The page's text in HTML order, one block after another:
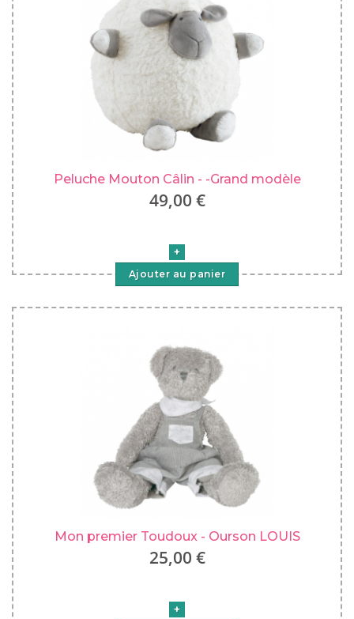
Peluche Mouton Câlin - -Grand modèle
49,00 €
Ajouter au panier
Mon premier Toudoux - Ourson LOUIS
25,00 €